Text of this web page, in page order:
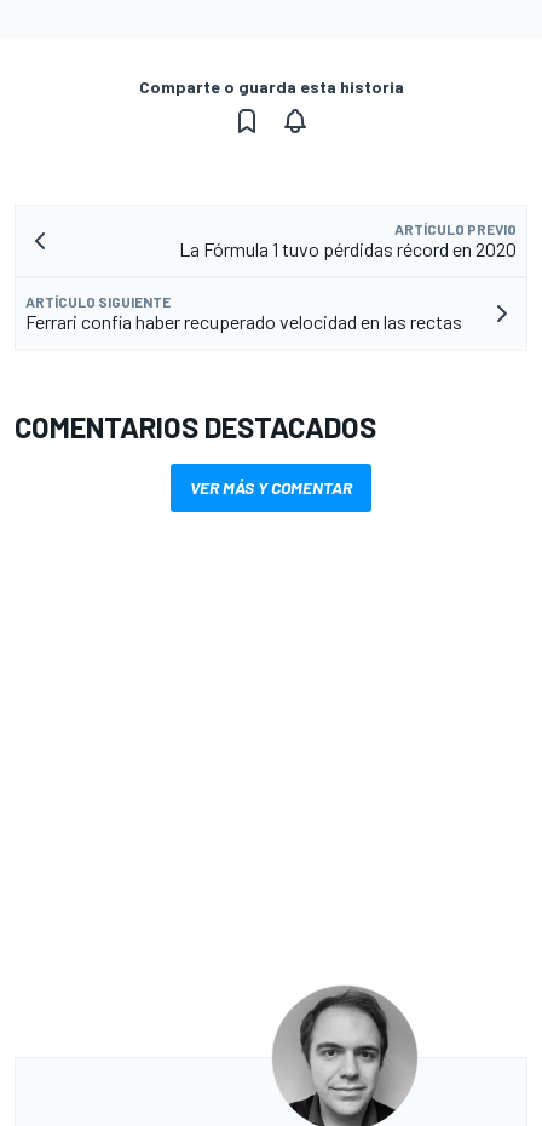
Comparte o guarda esta historia
ARTÍCULO PREVIO
La Fórmula 1 tuvo pérdidas récord en 2020
ARTÍCULO SIGUIENTE
Ferrari confía haber recuperado velocidad en las rectas
COMENTARIOS DESTACADOS
VER MÁS Y COMENTAR